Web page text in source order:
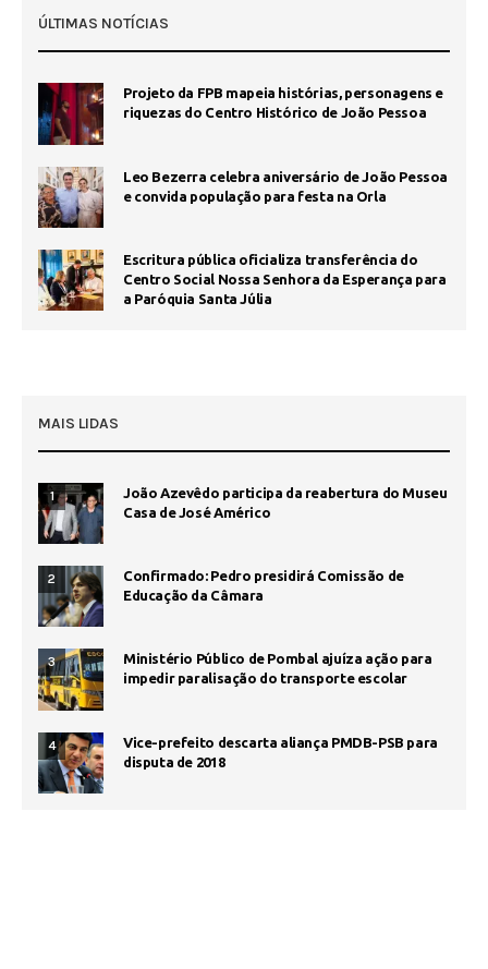
ÚLTIMAS NOTÍCIAS
Projeto da FPB mapeia histórias, personagens e
riquezas do Centro Histórico de João Pessoa
Leo Bezerra celebra aniversário de João Pessoa
e convida população para festa na Orla
Escritura pública oficializa transferência do
Centro Social Nossa Senhora da Esperança para
a Paróquia Santa Júlia
MAIS LIDAS
1
João Azevêdo participa da reabertura do Museu
Casa de José Américo
2
Confirmado: Pedro presidirá Comissão de
Educação da Câmara
3
Ministério Público de Pombal ajuíza ação para
impedir paralisação do transporte escolar
4
Vice-prefeito descarta aliança PMDB-PSB para
disputa de 2018